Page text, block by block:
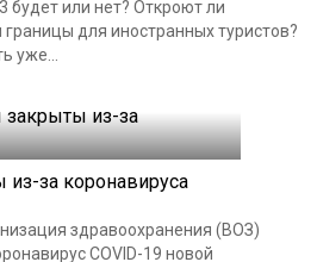
будет или нет? Откроют ли
для иностранных туристов?
уже...
за коронавируса
здравоохранения (ВОЗ)
COVID-19 новой